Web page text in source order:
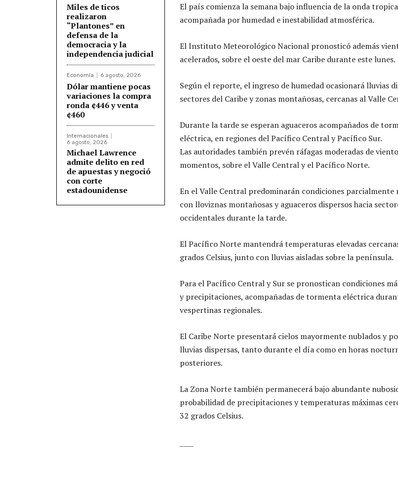
Miles de ticos
realizaron
“Plantones” en
defensa de la
democracia y la
independencia judicial
Economía 6 agosto, 2026
Dólar mantiene pocas
variaciones la compra
ronda ¢446 y venta
¢460
Internacionales
6 agosto, 2026
Michael Lawrence
admite delito en red
de apuestas y negoció
con corte
estadounidense
El país comienza la semana bajo influencia de la onda
acompañada por humedad e inestabilidad atmosférica.
El Instituto Meteorológico Nacional pronosticó además
acelerados, sobre el oeste del mar Caribe durante este lunes.
Según el reporte, el ingreso de humedad ocasionará lluvias
sectores del Caribe y zonas montañosas, cercanas al Valle
Durante la tarde se esperan aguaceros acompañados de
eléctrica, en regiones del Pacífico Central y Pacífico Sur.
Las autoridades también prevén ráfagas moderadas de
momentos, sobre el Valle Central y el Pacífico Norte.
En el Valle Central predominarán condiciones parcialmente
con lloviznas montañosas y aguaceros dispersos hacia
occidentales durante la tarde.
El Pacífico Norte mantendrá temperaturas elevadas
grados Celsius, junto con lluvias aisladas sobre la península.
Para el Pacífico Central y Sur se pronostican condiciones
y precipitaciones, acompañadas de tormenta eléctrica
vespertinas regionales.
El Caribe Norte presentará cielos mayormente nublados y
lluvias dispersas, tanto durante el día como en horas
posteriores.
La Zona Norte también permanecerá bajo abundante
probabilidad de precipitaciones y temperaturas máximas
32 grados Celsius.